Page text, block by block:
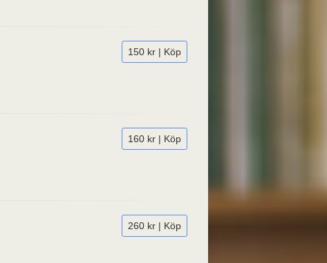
150 kr | Köp
160 kr | Köp
260 kr | Köp